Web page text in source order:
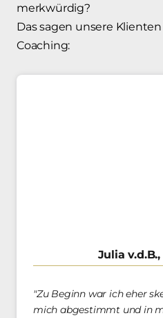
merkwürdig?
Das sagen unsere
Coaching:
Julia
"Zu Beginn war ich eher
mich abgestimmt und in